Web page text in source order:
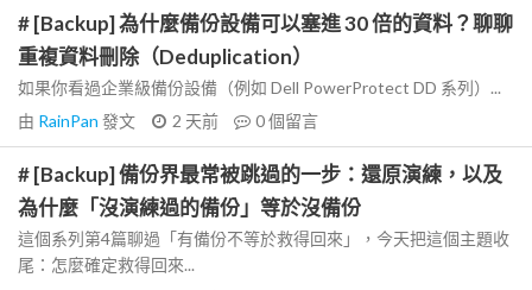
# [Backup] 為什麼備份設備可以塞進 30 倍的資料？聊聊
重複資料刪除（Deduplication）
如果你看過企業級備份設備（例如 Dell PowerProtect DD 系列）...
由 RainPan 發文 2 天前 0個留言
# [Backup] 備份界最常被跳過的一步：還原演練，以及
為什麼「沒演練過的備份」等於沒備份
這個系列第4篇聊過「有備份不等於救得回來」，今天把這個主題收
尾：怎麼確定救得回來...